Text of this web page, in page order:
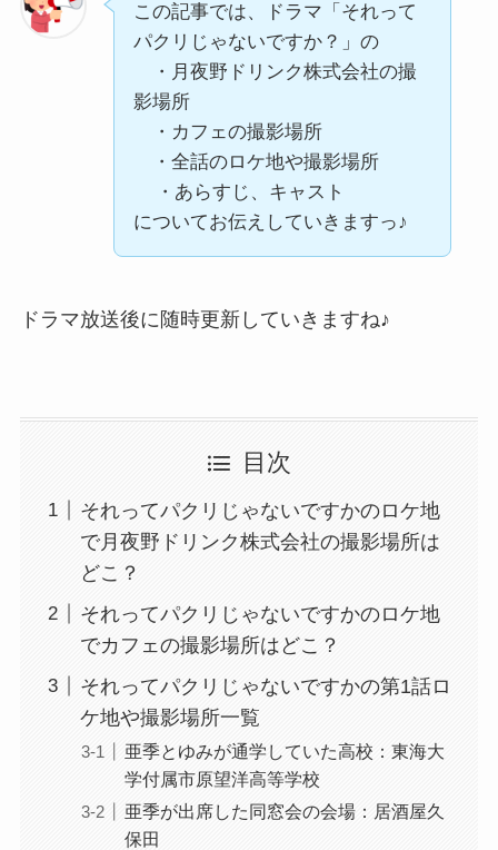
この記事では、ドラマ「それって
パクリじゃないですか？」の
・月夜野ドリンク株式会社の撮
影場所
・カフェの撮影場所
・全話のロケ地や撮影場所
・あらすじ、キャスト
についてお伝えしていきますっ♪
ドラマ放送後に随時更新していきますね♪
目次
それってパクリじゃないですかのロケ地
で月夜野ドリンク株式会社の撮影場所は
どこ？
それってパクリじゃないですかのロケ地
でカフェの撮影場所はどこ？
それってパクリじゃないですかの第1話ロ
ケ地や撮影場所一覧
亜季とゆみが通学していた高校：東海大
学付属市原望洋高等学校
亜季が出席した同窓会の会場：居酒屋久
保田